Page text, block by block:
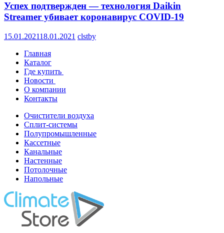
Успех подтвержден — технология Daikin
Streamer убивает коронавирус COVID-19
15.01.202118.01.2021 clstby
Главная
Каталог
Где купить
Новости
О компании
Контакты
Очистители воздуха
Сплит-системы
Полупромышленные
Кассетные
Канальные
Настенные
Потолочные
Напольные